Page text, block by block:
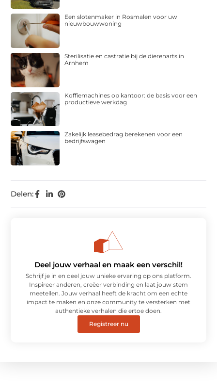
Delen:
Een slotenmaker in Rosmalen voor uw
nieuwbouwwoning
Sterilisatie en castratie bij de dierenarts in
Arnhem
Koffiemachines op kantoor: de basis voor een
productieve werkdag
Zakelijk leasebedrag berekenen voor een
bedrijfswagen
Deel jouw verhaal en maak een verschil!
Schrijf je in en deel jouw unieke ervaring op ons platform.
Inspireer anderen, creëer verbinding en laat jouw stem
meetellen. Jouw verhaal heeft de kracht om een echte
impact te maken en onze community te versterken met
authentieke verhalen die ertoe doen.
Registreer nu